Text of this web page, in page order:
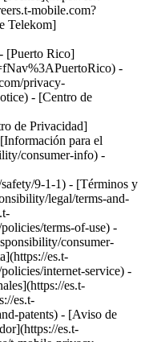
mobile.com?
Telekom]
[Puerto Rico]
-
privacy-
- [Centro de
de Privacidad]
para el
consumer-info) -
9-1-1) - [Términos y
legal/terms-and-
terms-of-use) -
consumer-
es.t-
internet-service) -
es.t-
es.t-
patents) - [Aviso de
es.t-